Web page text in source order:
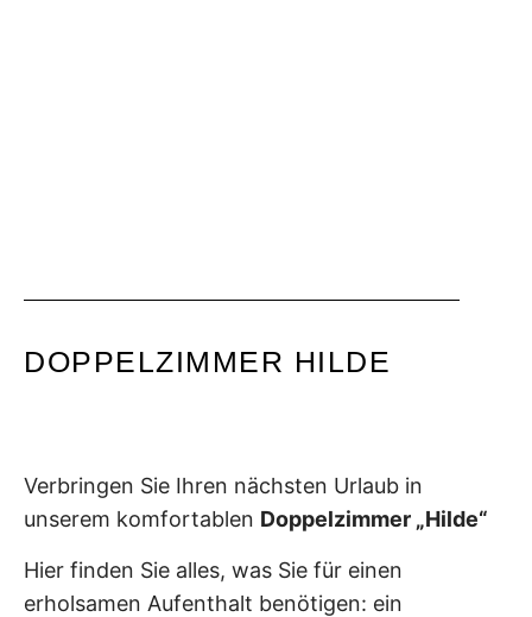
DOPPELZIMMER HILDE
Verbringen Sie Ihren nächsten Urlaub in
unserem komfortablen Doppelzimmer „Hilde“
Hier finden Sie alles, was Sie für einen
erholsamen Aufenthalt benötigen: ein